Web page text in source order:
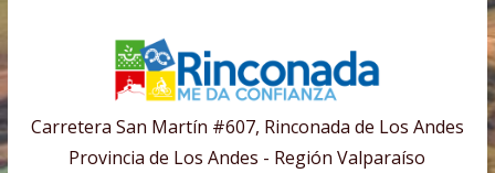
Carretera San Martín #607, Rinconada de Los Andes
Provincia de Los Andes - Región Valparaíso